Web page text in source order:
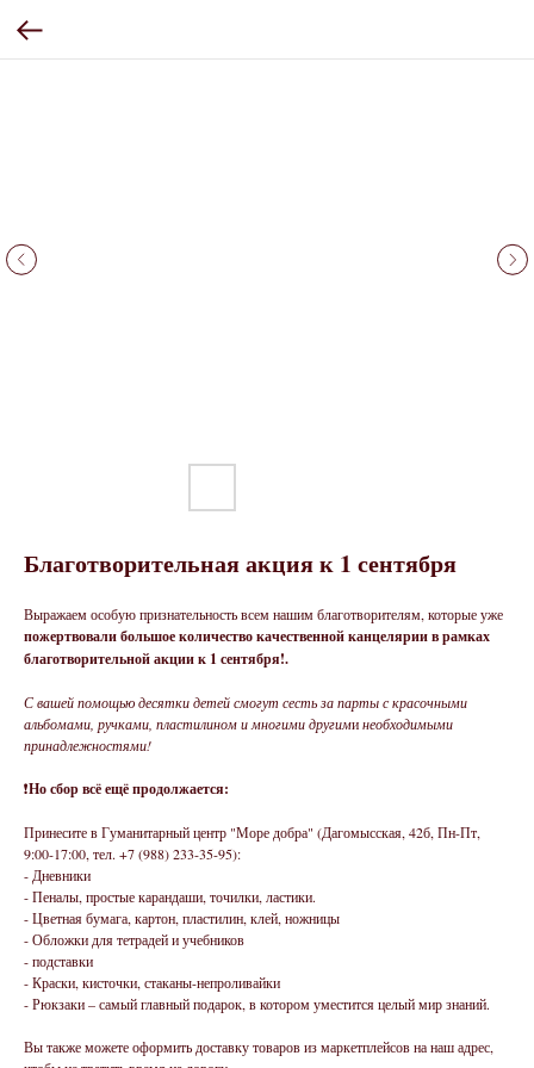
Благотворительная акция к 1 сентября
Выражаем особую признательность всем нашим благотворителям, которые уже
пожертвовали большое количество качественной канцелярии в рамках
благотворительной акции к 1 сентября!.
С вашей помощью десятки детей смогут сесть за парты с красочными
альбомами, ручками, пластилином и многими другиминеобходимыми
принадлежностями!
❗️Но сбор всё ещё продолжается:
Принесите в Гуманитарный центр "Море добра" (Дагомысская, 42б, Пн-Пт,
9:00-17:00, тел. +7 (988) 233-35-95):
- Дневники
- Пеналы, простые карандаши, точилки, ластики.
- Цветная бумага, картон, пластилин, клей, ножницы
- Обложки для тетрадей и учебников
- подставки
- Краски, кисточки, стаканы-непроливайки
- Рюкзаки – самый главный подарок, в котором уместится целый мир знаний.
Вы также можете оформить доставку товаров из маркетплейсов на наш адрес,